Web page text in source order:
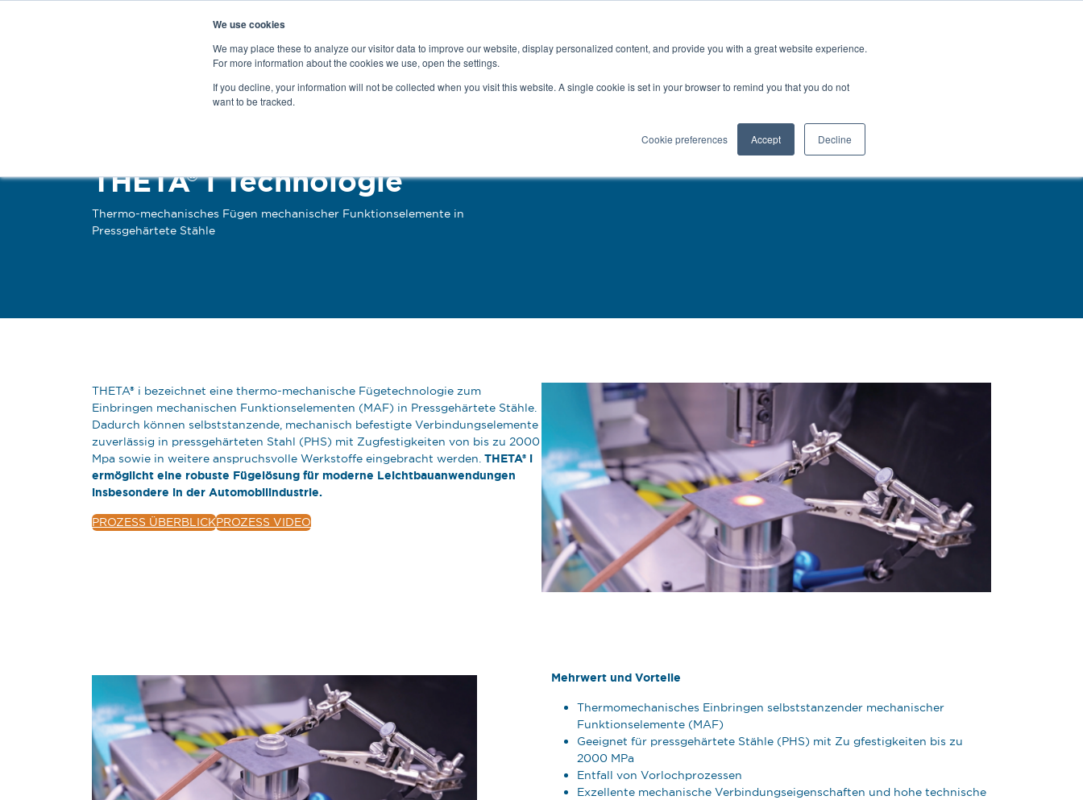
We use cookies
We may place these to analyze our visitor data to improve our website, display personalized content, and provide you with a great website experience.
For more information about the cookies we use, open the settings.
If you decline, your information will not be collected when you visit this website. A single cookie is set in your browser to remind you that you do not
want to be tracked.
Cookie preferences Accept Decline
Products Service Applications
SEARCH
THETA® i Technologie
Thermo-mechanisches Fügen mechanischer Funktionselemente in
Pressgehärtete Stähle
THETA® i bezeichnet eine thermo-mechanische Fügetechnologie zum
Einbringen mechanischen Funktionselementen (MAF) in Pressgehärtete Stähle.
Dadurch können selbststanzende, mechanisch befestigte Verbindungselemente
zuverlässig in pressgehärteten Stahl (PHS) mit Zugfestigkeiten von bis zu 2000
Mpa sowie in weitere anspruchsvolle Werkstoffe eingebracht werden. THETA® i
ermöglicht eine robuste Fügelösung für moderne Leichtbauanwendungen
insbesondere in der Automobilindustrie.
PROZESS ÜBERBLICKPROZESS VIDEO
Mehrwert und Vorteile
Thermomechanisches Einbringen selbststanzender mechanischer
Funktionselemente (MAF)
Geeignet für pressgehärtete Stähle (PHS) mit Zu gfestigkeiten bis zu
2000 MPa
Entfall von Vorlochprozessen
Exzellente mechanische Verbindungseigenschaften und hohe technische